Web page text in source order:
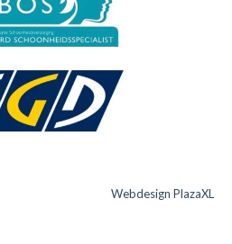
Webdesign PlazaXL